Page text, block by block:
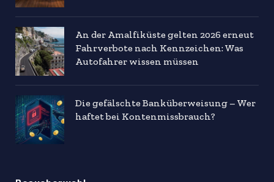
An der Amalfiküste gelten 2026 erneut
Fahrverbote nach Kennzeichen: Was
Autofahrer wissen müssen
Die gefälschte Banküberweisung – Wer
haftet bei Kontenmissbrauch?